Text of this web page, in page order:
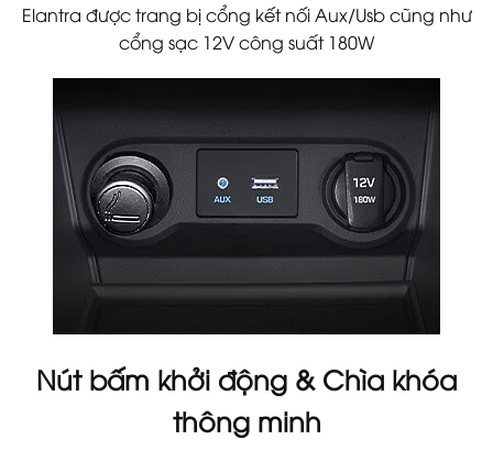
Elantra được trang bị cổng kết nối Aux/Usb cũng như
cổng sạc 12V công suất 180W
Nút bấm khởi động & Chìa khóa
thông minh